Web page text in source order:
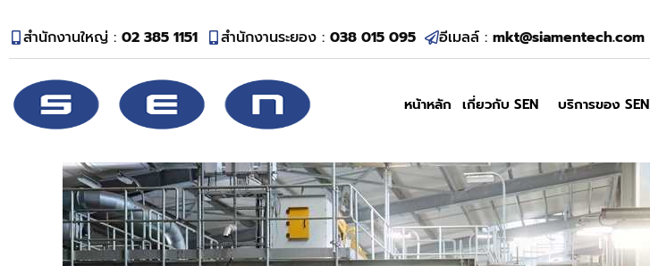
สำนักงานใหญ่ : 02 385 1151 สำนักงานระยอง : 038 015 095 อีเมลล์ : mkt@siamentech.com
หน้าหลัก เกี่ยวกับ SEN บริการของ SEN